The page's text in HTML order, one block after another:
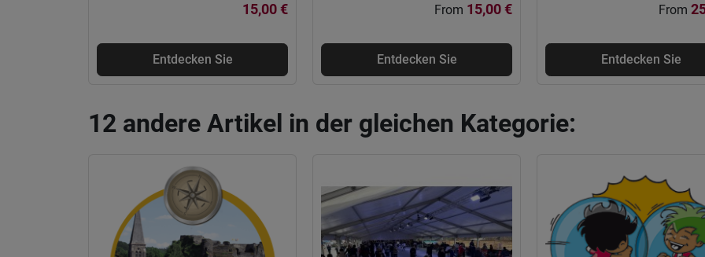
15,00 €
Entdecken Sie
From 15,00 €
Entdecken Sie
From
Entdecken Sie
12 andere Artikel in der gleichen Kategorie: